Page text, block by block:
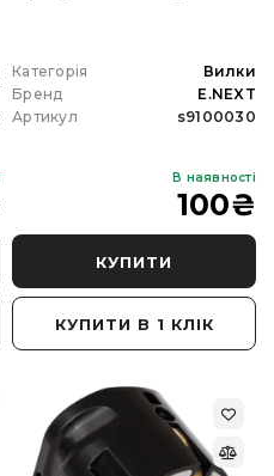
Категорія
Вилки
Бренд
E.NEXT
Артикул
s9100030
В наявності
100₴
КУПИТИ
КУПИТИ В 1 КЛІК